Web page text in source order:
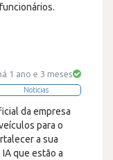
1 ano e 3 meses
Noticias
da empresa
para o
a sua
que estão a